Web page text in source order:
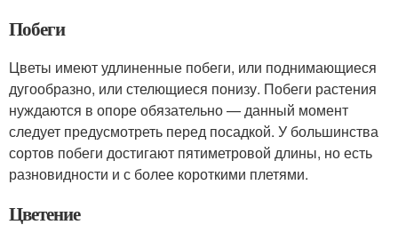
Побеги
Цветы имеют удлиненные побеги, или поднимающиеся
дугообразно, или стелющиеся понизу. Побеги растения
нуждаются в опоре обязательно — данный момент
следует предусмотреть перед посадкой. У большинства
сортов побеги достигают пятиметровой длины, но есть
разновидности и с более короткими плетями.
Цветение